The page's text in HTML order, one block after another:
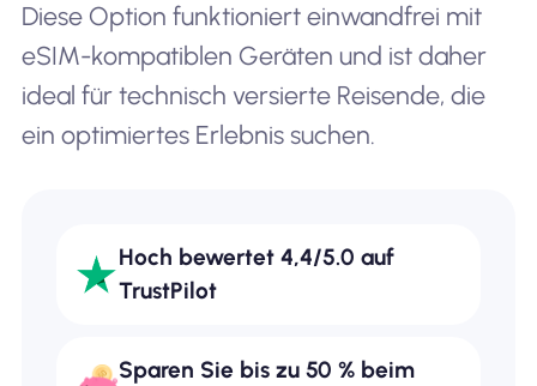
Diese Option funktioniert einwandfrei mit
eSIM-kompatiblen Geräten und ist daher
ideal für technisch versierte Reisende, die
ein optimiertes Erlebnis suchen.
Hoch bewertet 4,4/5.0 auf
TrustPilot
Sparen Sie bis zu 50 % beim